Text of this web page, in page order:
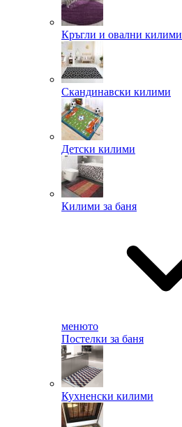
Кръгли и овални килими
Скандинавски килими
Детски килими
Килими за баня
менюто
Постелки за баня
Кухненски килими